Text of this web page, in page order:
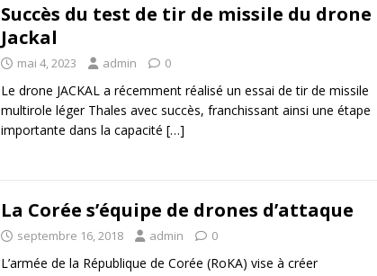
Succès du test de tir de missile du drone
Jackal
mai 4, 2023 admin 0
Le drone JACKAL a récemment réalisé un essai de tir de missile
multirole léger Thales avec succès, franchissant ainsi une étape
importante dans la capacité […]
La Corée s’équipe de drones d’attaque
septembre 16, 2018 admin 0
L’armée de la République de Corée (RoKA) vise à créer